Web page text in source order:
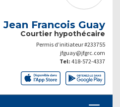
Jean Francois Guay
Courtier hypothécaire
Permis d’initiateur #233755
jfguay@jfgrc.com
Tel: 418-572-4337